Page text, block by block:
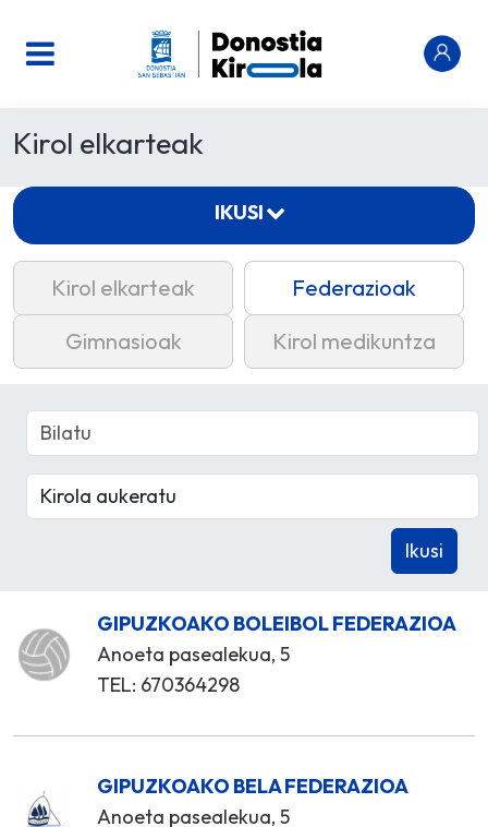
Kirol elkarteak
Kirol elkarteak
Federazioak
Gimnasioak
Kirol medikuntza
GIPUZKOAKO BOLEIBOL FEDERAZIOA
Anoeta pasealekua, 5
TEL: 670364298
GIPUZKOAKO BELA FEDERAZIOA
Anoeta pasealekua, 5
IKUSI